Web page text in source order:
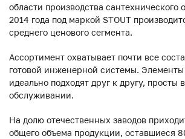
области производства сантехнического
2014 года под маркой STOUT
среднего ценового сегмента.
Ассортимент охватывает почти все
готовой инженерной системы. Элементы
идеально подходят друг к другу, просты
обслуживании.
На долю отечественных заводов
общего объема продукции, оставшиеся